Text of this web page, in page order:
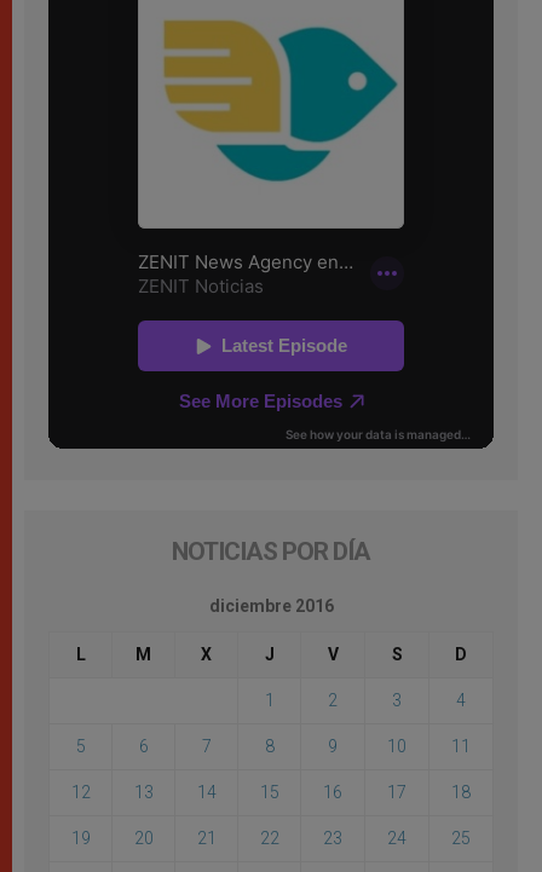
NOTICIAS POR DÍA
diciembre 2016
L M X J V S D
1 2 3 4
5 6 7 8 9 10 11
12 13 14 15 16 17 18
19 20 21 22 23 24 25